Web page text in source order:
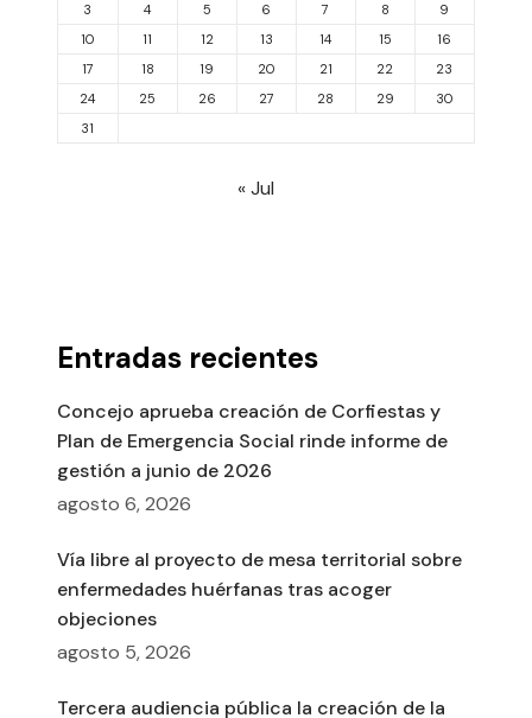
3
4 5 6 7 8
9
10
11 12 13 14 15
16
17
18 19 20 21 22
23
24
25 26 27 28 29
30
31
« Jul
Entradas recientes
Concejo aprueba creación de Corfiestas y
Plan de Emergencia Social rinde informe de
gestión a junio de 2026
agosto 6, 2026
Vía libre al proyecto de mesa territorial sobre
enfermedades huérfanas tras acoger
objeciones
agosto 5, 2026
Tercera audiencia pública la creación de la